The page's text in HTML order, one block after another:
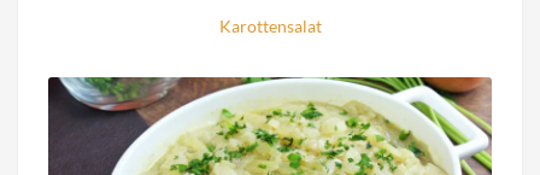
Karottensalat